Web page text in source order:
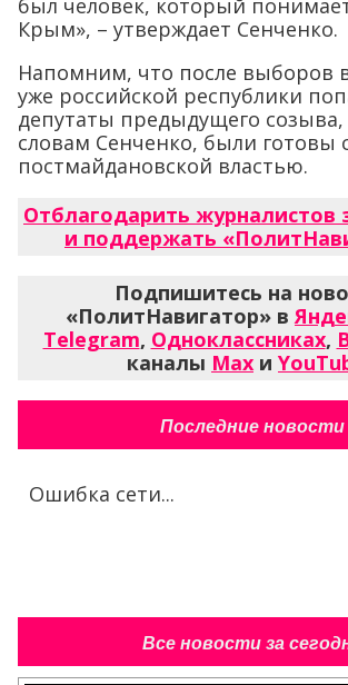
был человек, который
Крым», – утверждает Сенченко.
Напомним, что после выборов
уже российской республики
депутаты предыдущего
словам Сенченко, были готовы
постмайдановской властью.
Отблагодарить журналистов
и поддержать
Подпишитесь на
«ПолитНавигатор» в
Telegram, Одноклассниках,
каналы Max и
Последние новости
Ошибка сети...
Все новости за